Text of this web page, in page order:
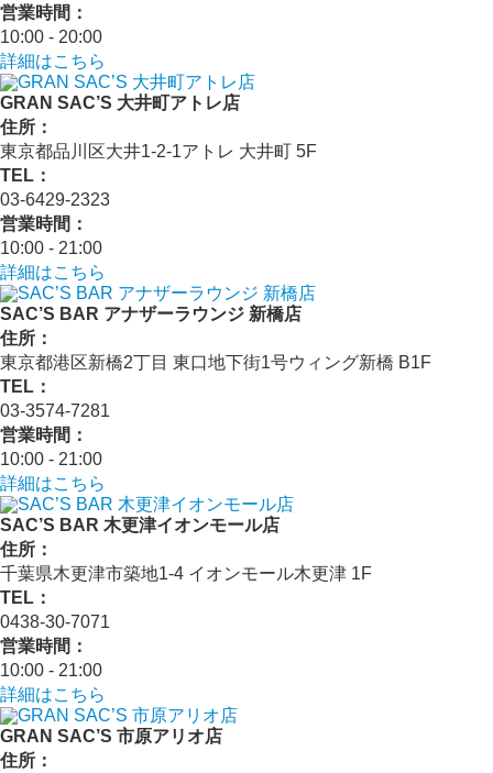
営業時間：
10:00 - 20:00
詳細はこちら
GRAN SAC’S 大井町アトレ店
住所：
東京都品川区大井1-2-1アトレ 大井町 5F
TEL：
03-6429-2323
営業時間：
10:00 - 21:00
詳細はこちら
SAC’S BAR アナザーラウンジ 新橋店
住所：
東京都港区新橋2丁目 東口地下街1号ウィング新橋 B1F
TEL：
03-3574-7281
営業時間：
10:00 - 21:00
詳細はこちら
SAC’S BAR 木更津イオンモール店
住所：
千葉県木更津市築地1-4 イオンモール木更津 1F
TEL：
0438-30-7071
営業時間：
10:00 - 21:00
詳細はこちら
GRAN SAC’S 市原アリオ店
住所：